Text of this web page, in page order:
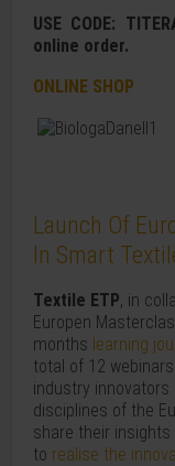
USE CODE:
online order.
ONLINE SHOP
Launch Of
In Smart
Textile ETP, in
Europen
months learning
total of 12
industry
disciplines of the
share their
to realise the